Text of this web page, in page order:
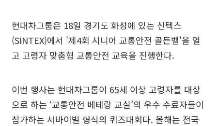
현대차그룹은 18일 경기도 화성에 있는 신텍스
(SINTEX)에서 '제4회 시니어 교통안전 골든벨'을 열
고 고령자 맞춤형 교통안전 교육을 진행한다.
이번 행사는 현대차그룹이 65세 이상 고령자를 대상
으로 하는 ‘교통안전 베테랑 교실’의 우수 수료자들이
참가하는 서바이벌 형식의 퀴즈대회다. 올해는 전국